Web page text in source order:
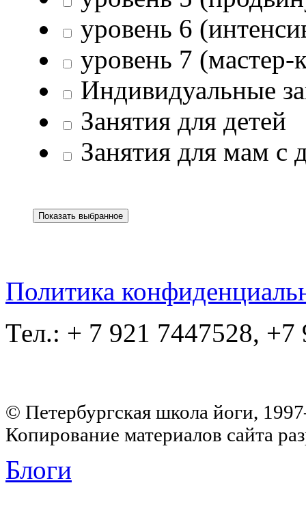
уровень 6
уровень 7 (мастер-
Индивидуальные
Занятия для детей
Занятия для мам с
Политика
Тел.: + 7 921 7447528, +7
© Петербургская школа йоги,
Копирование материалов сайта
Блоги